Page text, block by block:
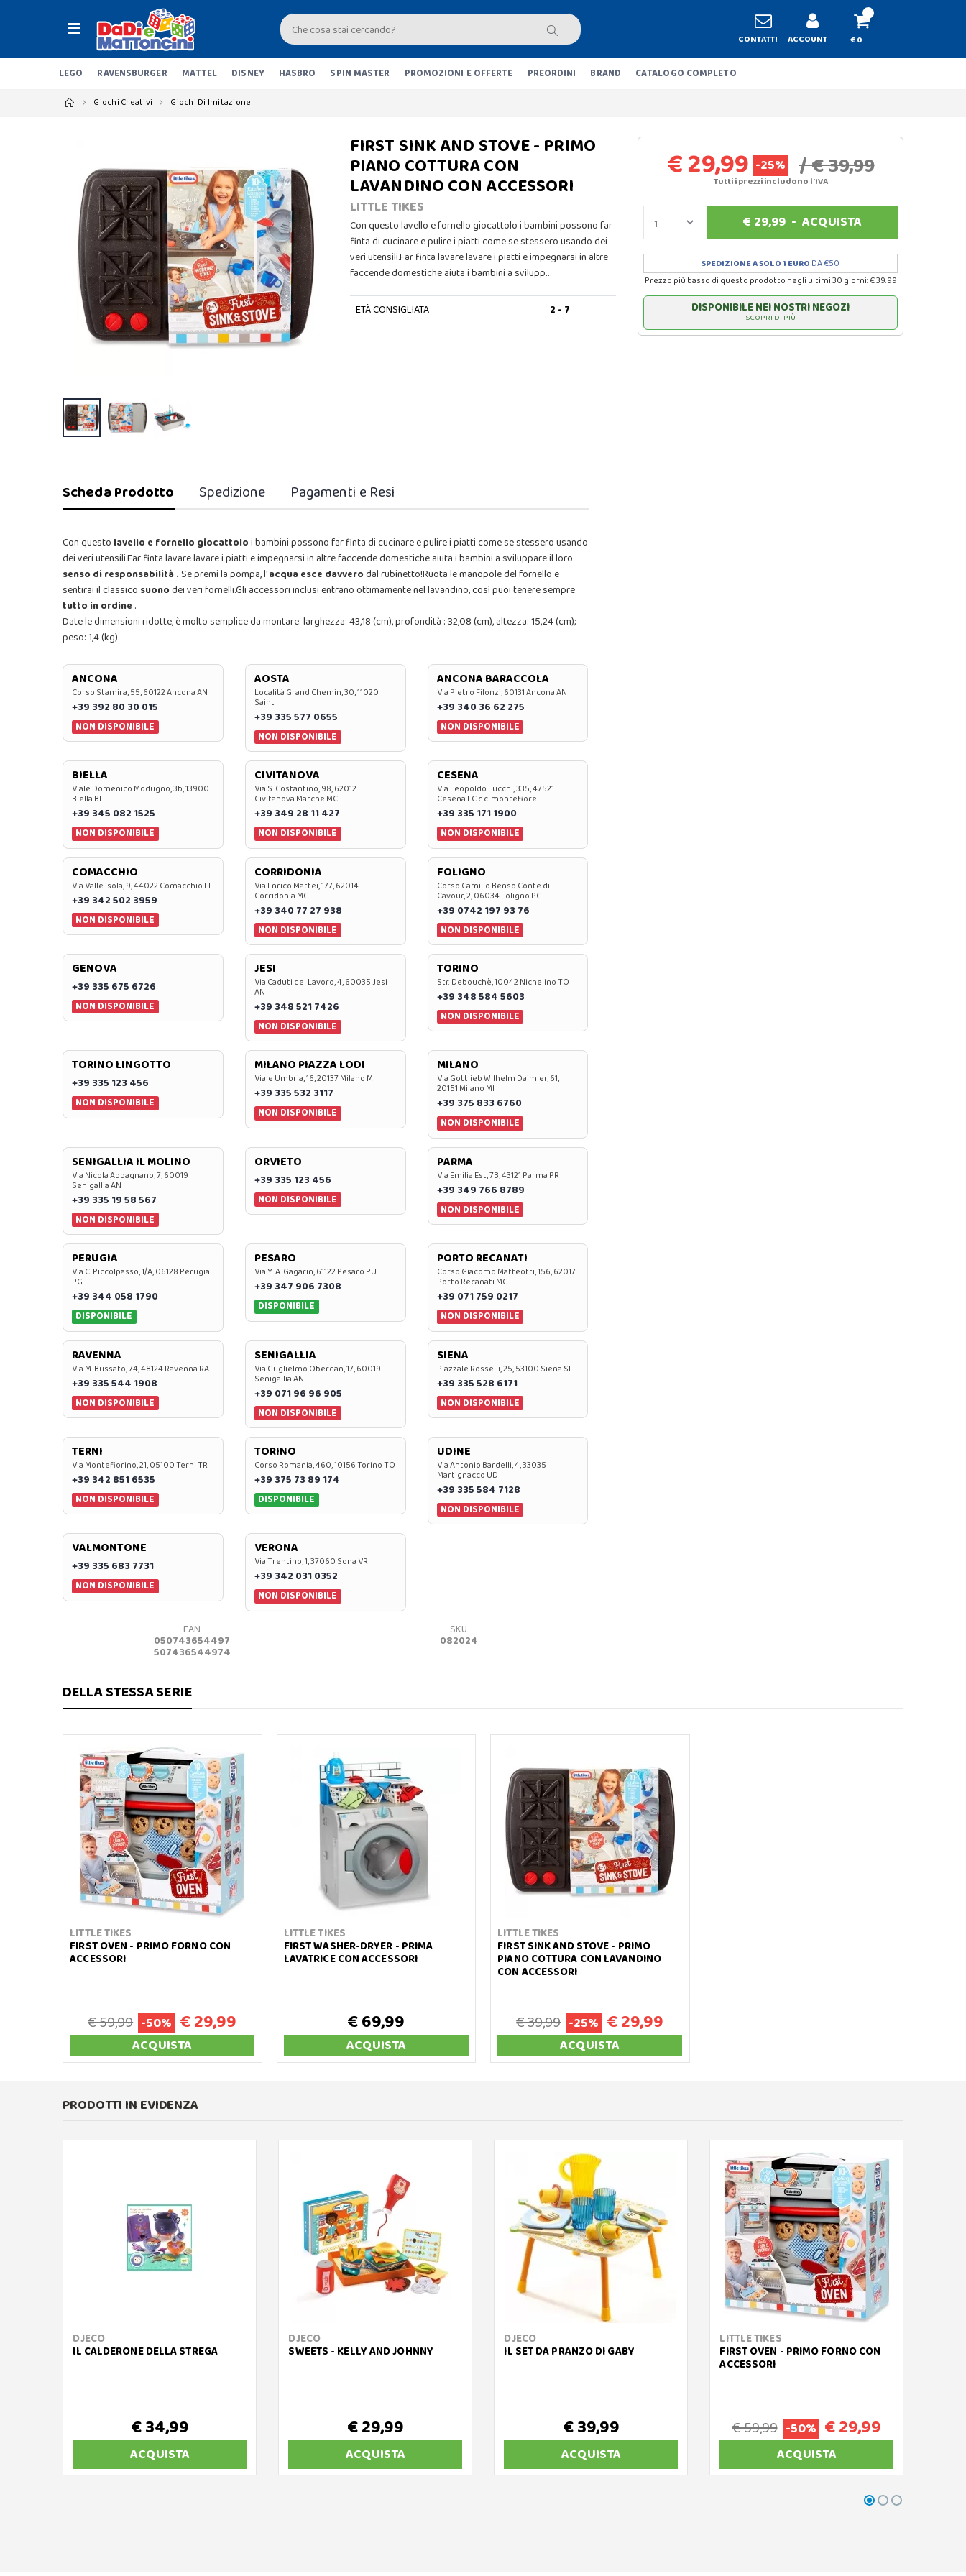
CONTATTI ACCOUNT € 0
LEGO RAVENSBURGER MATTEL DISNEY HASBRO SPIN MASTER PROMOZIONI E OFFERTE PREORDINI BRAND CATALOGO COMPLETO
Giochi Creativi Giochi Di Imitazione
FIRST SINK AND STOVE - PRIMO
PIANO COTTURA CON
LAVANDINO CON ACCESSORI
LITTLE TIKES
Con questo lavello e fornello giocattolo i bambini possono far
finta di cucinare e pulire i piatti come se stessero usando dei
veri utensili.Far finta lavare lavare i piatti e impegnarsi in altre
faccende domestiche aiuta i bambini a svilupp…
ETÀ CONSIGLIATA 2 - 7
€ 29,99 -25% / € 39,99
Tutti i prezzi includono l'IVA
€ 29,99 -ACQUISTA
SPEDIZIONE A SOLO 1 EURO DA €50
Prezzo più basso di questo prodotto negli ultimi 30 giorni: € 39.99
DISPONIBILE NEI NOSTRI NEGOZI
SCOPRI DI PIÙ
Scheda Prodotto Spedizione Pagamenti e Resi
Con questo lavello e fornello giocattoloi bambini possono far finta di cucinare e pulire i piatti come se stessero usando
dei veri utensili.Far finta lavare lavare i piatti e impegnarsi in altre faccende domestiche aiuta i bambini a sviluppare il loro
senso di responsabilità .Se premi la pompa, l'acqua esce davverodal rubinetto!Ruota le manopole del fornello e
sentirai il classico suonodei veri fornelli.Gli accessori inclusi entrano ottimamente nel lavandino, così puoi tenere sempre
tutto in ordine .
Date le dimensioni ridotte, è molto semplice da montare: larghezza: 43,18 (cm), profondità : 32,08 (cm), altezza: 15,24 (cm);
peso: 1,4 (kg).
ANCONA
Corso Stamira, 55, 60122 Ancona AN
+39 392 80 30 015
NON DISPONIBILE
AOSTA
Località Grand Chemin, 30, 11020
Saint
+39 335 577 0655
NON DISPONIBILE
ANCONA BARACCOLA
Via Pietro Filonzi, 60131 Ancona AN
+39 340 36 62 275
NON DISPONIBILE
BIELLA
Viale Domenico Modugno, 3b, 13900
Biella BI
+39 345 082 1525
NON DISPONIBILE
CIVITANOVA
Via S. Costantino, 98, 62012
Civitanova Marche MC
+39 349 28 11 427
NON DISPONIBILE
CESENA
Via Leopoldo Lucchi, 335, 47521
Cesena FC c.c. montefiore
+39 335 171 1900
NON DISPONIBILE
COMACCHIO
Via Valle Isola, 9, 44022 Comacchio FE
+39 342 502 3959
NON DISPONIBILE
CORRIDONIA
Via Enrico Mattei, 177, 62014
Corridonia MC
+39 340 77 27 938
NON DISPONIBILE
FOLIGNO
Corso Camillo Benso Conte di
Cavour, 2, 06034 Foligno PG
+39 0742 197 93 76
NON DISPONIBILE
GENOVA
+39 335 675 6726
NON DISPONIBILE
JESI
Via Caduti del Lavoro, 4, 60035 Jesi
AN
+39 348 521 7426
NON DISPONIBILE
TORINO
Str. Debouchè, 10042 Nichelino TO
+39 348 584 5603
NON DISPONIBILE
TORINO LINGOTTO
+39 335 123 456
NON DISPONIBILE
MILANO PIAZZA LODI
Viale Umbria, 16, 20137 Milano MI
+39 335 532 3117
NON DISPONIBILE
MILANO
Via Gottlieb Wilhelm Daimler, 61,
20151 Milano MI
+39 375 833 6760
NON DISPONIBILE
SENIGALLIA IL MOLINO
Via Nicola Abbagnano, 7, 60019
Senigallia AN
+39 335 19 58 567
NON DISPONIBILE
ORVIETO
+39 335 123 456
NON DISPONIBILE
PARMA
Via Emilia Est, 7B, 43121 Parma PR
+39 349 766 8789
NON DISPONIBILE
PERUGIA
Via C. Piccolpasso, 1/A, 06128 Perugia
PG
+39 344 058 1790
DISPONIBILE
PESARO
Via Y. A. Gagarin, 61122 Pesaro PU
+39 347 906 7308
DISPONIBILE
PORTO RECANATI
Corso Giacomo Matteotti, 156, 62017
Porto Recanati MC
+39 071 759 0217
NON DISPONIBILE
RAVENNA
Via M. Bussato, 74, 48124 Ravenna RA
+39 335 544 1908
NON DISPONIBILE
SENIGALLIA
Via Guglielmo Oberdan, 17, 60019
Senigallia AN
+39 071 96 96 905
NON DISPONIBILE
SIENA
Piazzale Rosselli, 25, 53100 Siena SI
+39 335 528 6171
NON DISPONIBILE
TERNI
Via Montefiorino, 21, 05100 Terni TR
+39 342 851 6535
NON DISPONIBILE
TORINO
Corso Romania, 460, 10156 Torino TO
+39 375 73 89 174
DISPONIBILE
UDINE
Via Antonio Bardelli, 4, 33035
Martignacco UD
+39 335 584 7128
NON DISPONIBILE
VALMONTONE
+39 335 683 7731
NON DISPONIBILE
VERONA
Via Trentino, 1, 37060 Sona VR
+39 342 031 0352
NON DISPONIBILE
EAN
050743654497
507436544974
SKU
082024
DELLA STESSA SERIE
LITTLE TIKES
FIRST OVEN - PRIMO FORNO CON
ACCESSORI
€ 59,99 -50% € 29,99
ACQUISTA
LITTLE TIKES
FIRST WASHER-DRYER - PRIMA
LAVATRICE CON ACCESSORI
€ 69,99
ACQUISTA
LITTLE TIKES
FIRST SINK AND STOVE - PRIMO
PIANO COTTURA CON LAVANDINO
CON ACCESSORI
€ 39,99 -25% € 29,99
ACQUISTA
PRODOTTI IN EVIDENZA
DJECO
IL CALDERONE DELLA STREGA
€ 34,99
ACQUISTA
DJECO
SWEETS - KELLY AND JOHNNY
€ 29,99
ACQUISTA
DJECO
IL SET DA PRANZO DI GABY
€ 39,99
ACQUISTA
LITTLE TIKES
FIRST OVEN - PRIMO FORNO CON
ACCESSORI
€ 59,99 -50% € 29,99
ACQUISTA